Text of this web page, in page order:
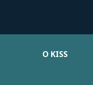
Ο KISS